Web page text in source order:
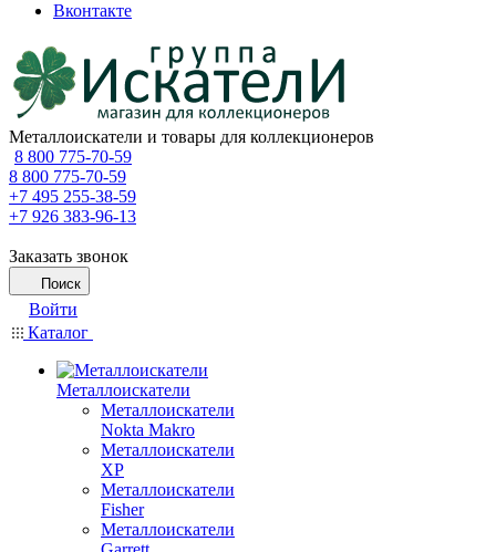
Вконтакте
Металлоискатели и товары для коллекционеров
8 800 775-70-59
8 800 775-70-59
+7 495 255-38-59
+7 926 383-96-13
Заказать звонок
Поиск
Войти
Каталог
Металлоискатели
Металлоискатели
Nokta Makro
Металлоискатели
XP
Металлоискатели
Fisher
Металлоискатели